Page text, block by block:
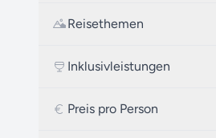
Reisethemen
Inklusivleistungen
Preis pro Person